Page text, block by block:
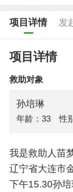
项目详情 发
项目详情
救助对象
孙培琳
年龄：33 性
我是救助人苗
辽宁省大连市
下午15.30孙